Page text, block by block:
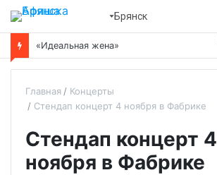
Брянск
«Идеальная жена»
Главная
Концерты
Стендап концерт 4 ноября в Фабрике
Стендап концерт 4
ноября в Фабрике